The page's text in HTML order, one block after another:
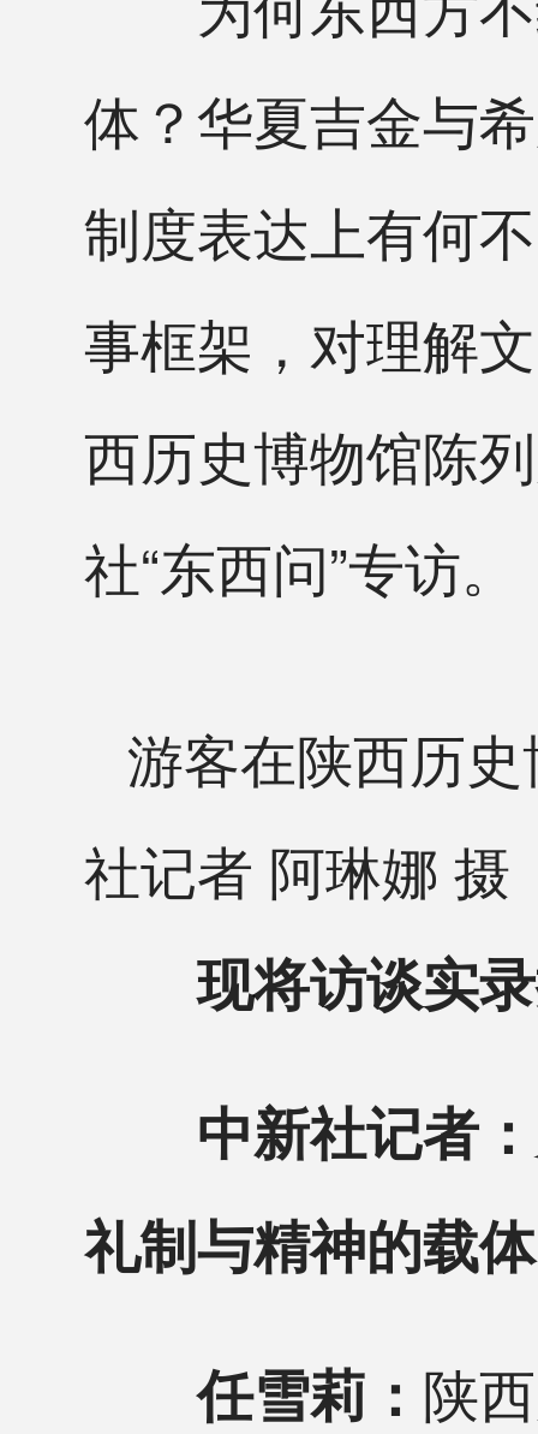
体？华夏吉金与
制度表达上有何
事框架，对理解
西历史博物馆陈
社“东西问”专访。
游客在陕西历
社记者 阿琳娜 摄
现将访谈实
中新社记者
礼制与精神的载
任雪莉： 陕